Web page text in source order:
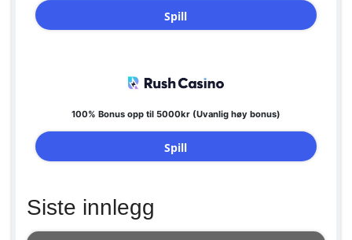
Spill
100% Bonus opp til 5000kr (Uvanlig høy bonus)
Spill
Siste innlegg